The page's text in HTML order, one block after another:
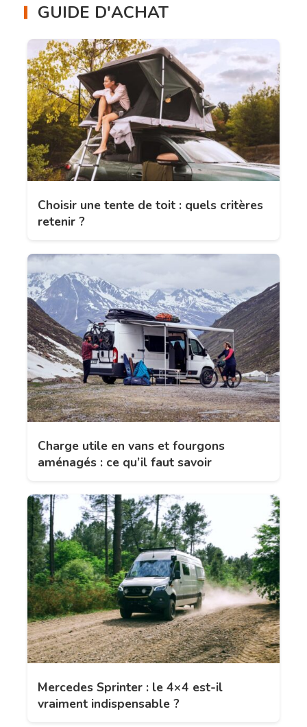
GUIDE D'ACHAT
Choisir une tente de toit : quels critères
retenir ?
Charge utile en vans et fourgons
aménagés : ce qu’il faut savoir
Mercedes Sprinter : le 4×4 est-il
vraiment indispensable ?